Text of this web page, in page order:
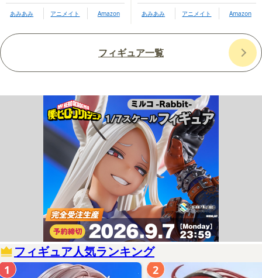
あみあみ アニメイト Amazon あみあみ アニメイト Amazon
フィギュア一覧
フィギュア人気ランキング
1 2